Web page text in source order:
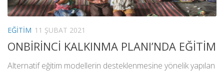
EĞITIM 11 ŞUBAT 2021
ONBİRİNCİ KALKINMA PLANI’NDA EĞİTİM
Alternatif eğitim modellerin desteklenmesine yönelik yapılan